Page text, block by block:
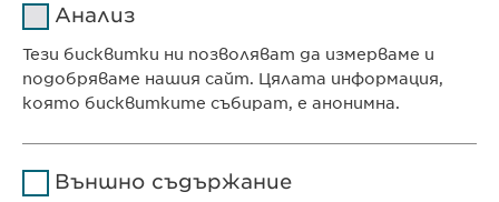
Ewopharma Ltd
ул. „8-ми декември“ № 13
Продължителност 1 година
Цел
Съхранява състоянието
бисквитките на
Анализ
Тези бисквитки ни позволяват да измерваме и
подобряваме нашия сайт. Цялата информация,
която бисквитките събират, е анонимна.
Външно съдържание